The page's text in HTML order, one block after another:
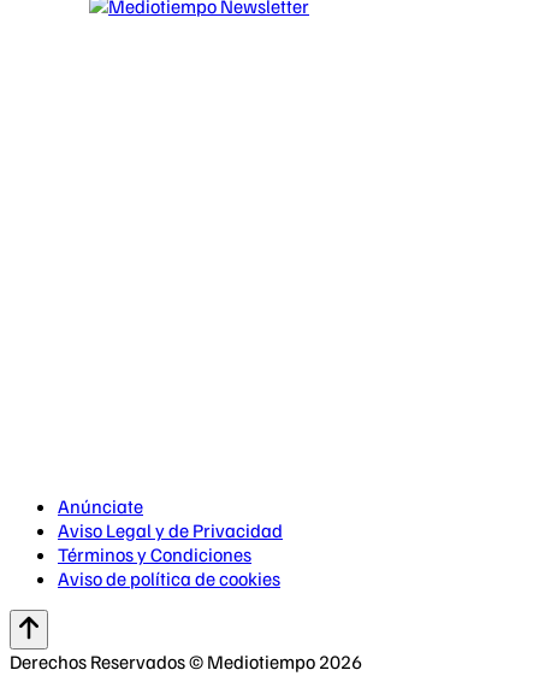
Anúnciate
Aviso Legal y de Privacidad
Términos y Condiciones
Aviso de política de cookies
Derechos Reservados © Mediotiempo 2026